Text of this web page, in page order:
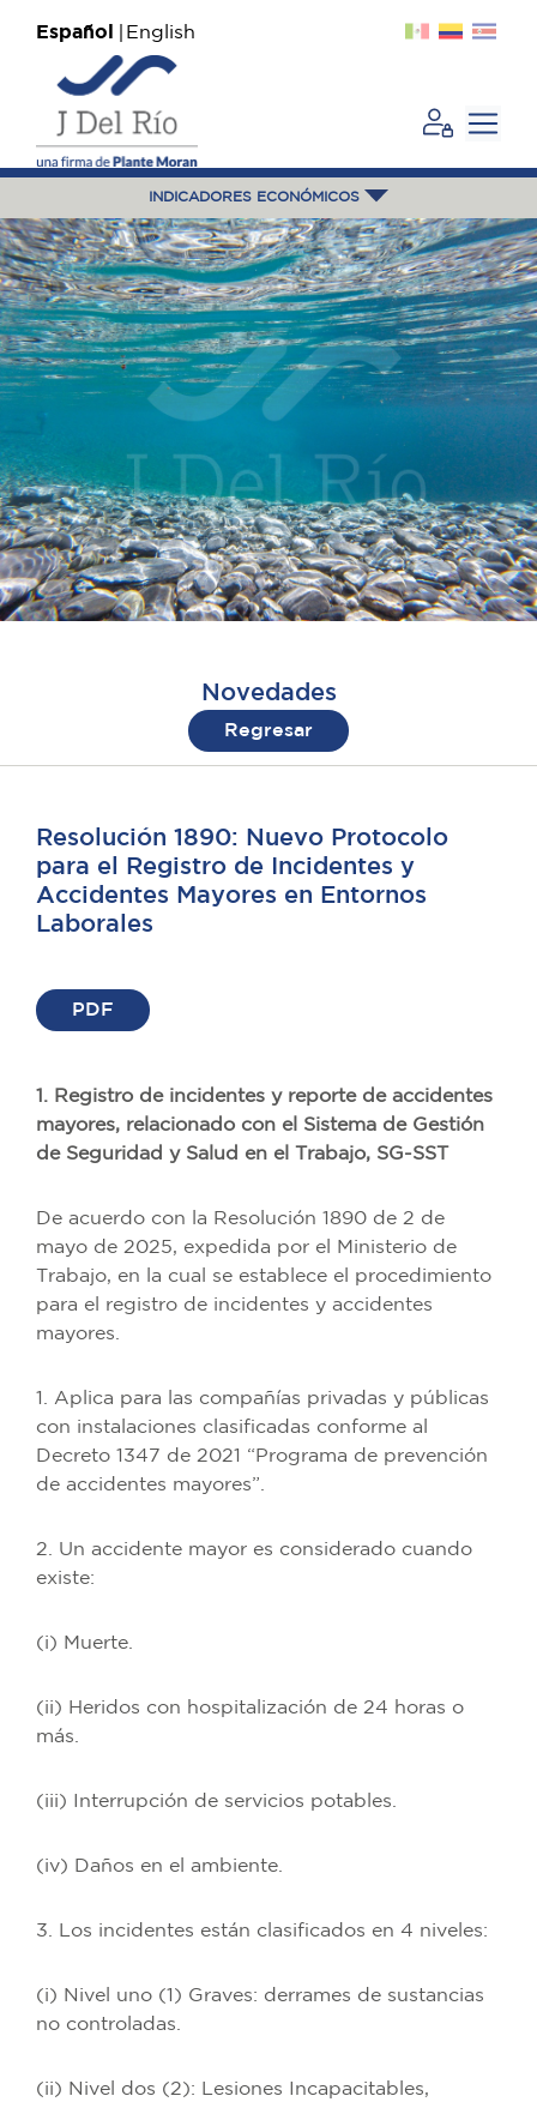
Español English
INDICADORES ECONÓMICOS
Novedades
Regresar
Resolución 1890: Nuevo Protocolo
para el Registro de Incidentes y
Accidentes Mayores en Entornos
Laborales
PDF
1. Registro de incidentes y reporte de accidentes
mayores, relacionado con el Sistema de Gestión
de Seguridad y Salud en el Trabajo, SG-SST
De acuerdo con la Resolución 1890 de 2 de
mayo de 2025, expedida por el Ministerio de
Trabajo, en la cual se establece el procedimiento
para el registro de incidentes y accidentes
mayores.
1. Aplica para las compañías privadas y públicas
con instalaciones clasificadas conforme al
Decreto 1347 de 2021 “Programa de prevención
de accidentes mayores”.
2. Un accidente mayor es considerado cuando
existe:
(i) Muerte.
(ii) Heridos con hospitalización de 24 horas o
más.
(iii) Interrupción de servicios potables.
(iv) Daños en el ambiente.
3. Los incidentes están clasificados en 4 niveles:
(i) Nivel uno (1) Graves: derrames de sustancias
no controladas.
(ii) Nivel dos (2): Lesiones Incapacitables,